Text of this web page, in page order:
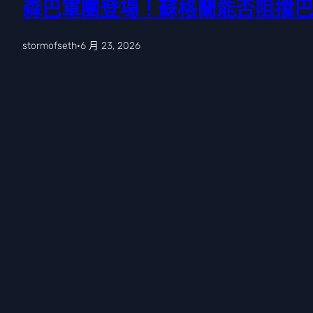
森巴軍團登場！蘇格蘭能否阻擋
stormofseth·6 月 23, 2026